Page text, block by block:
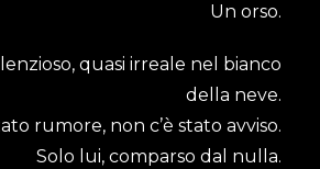
Un orso.
quasi irreale nel bianco
della neve.
rumore, non c’è stato avviso.
Solo lui, comparso dal nulla.